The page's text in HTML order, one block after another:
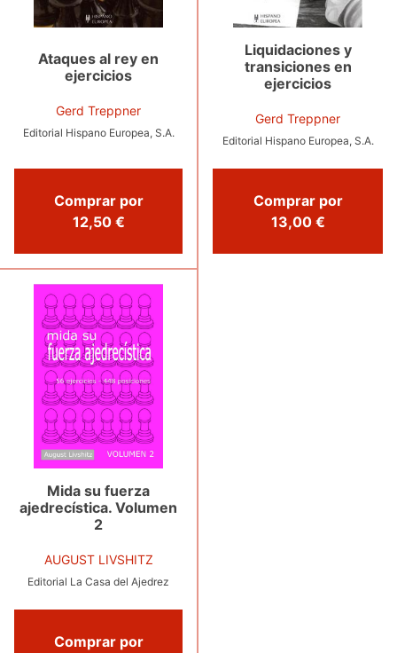
Ataques al rey en
ejercicios
Gerd Treppner
Editorial Hispano Europea, S.A.
Comprar por
12,50 €
Liquidaciones y
transiciones en
ejercicios
Gerd Treppner
Editorial Hispano Europea, S.A.
Comprar por
13,00 €
Mida su fuerza
ajedrecística. Volumen
2
AUGUST LIVSHITZ
Editorial La Casa del Ajedrez
Comprar por